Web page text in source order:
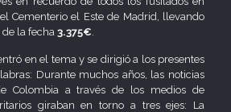
Cementerio el Este de Madrid, llevando
de la fecha 3.375€.
en el tema y se dirigió a los presentes
Durante muchos años, las noticias
Colombia a través de los medios de
giraban en torno a tres ejes: La